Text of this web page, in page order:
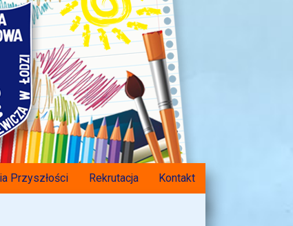
Przyszłości Rekrutacja Kontakt